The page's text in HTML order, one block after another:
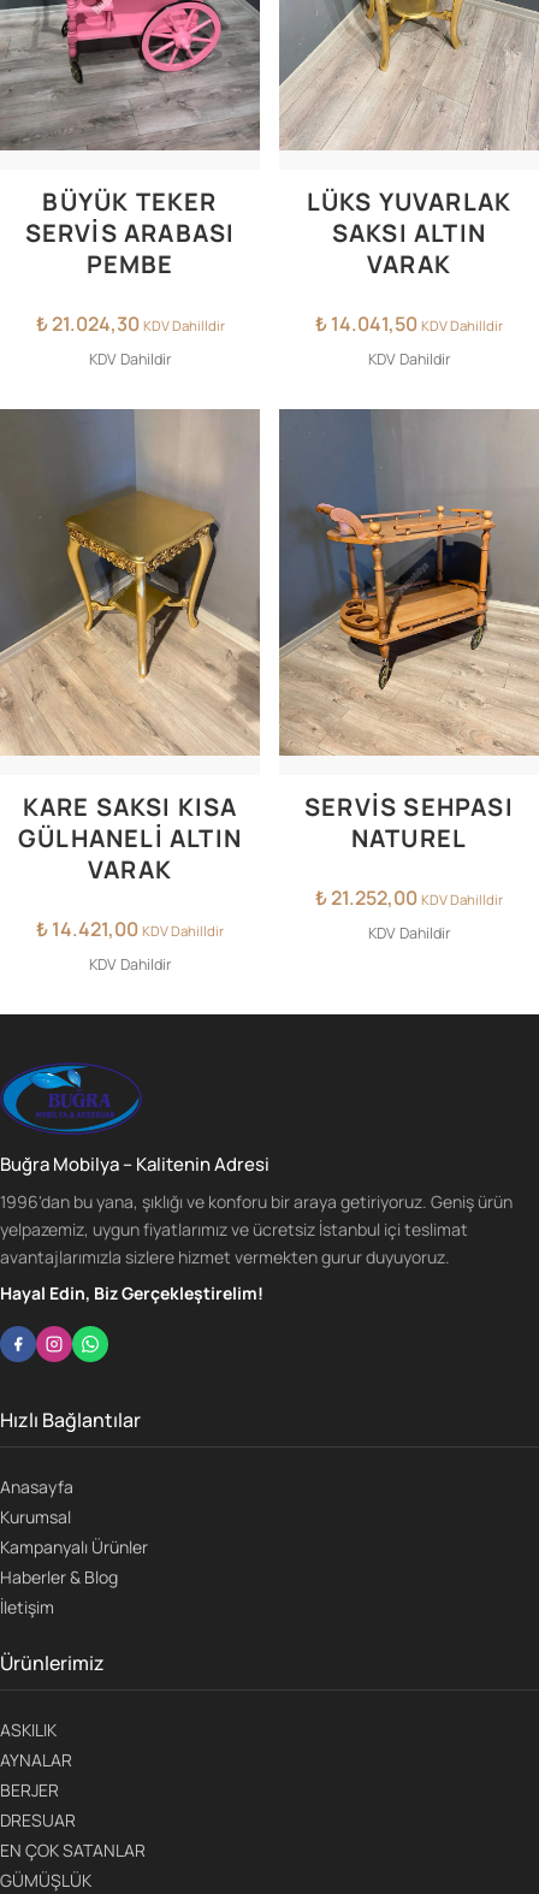
BÜYÜK TEKER
SERVİS ARABASI
PEMBE
₺21.024,30 KDV Dahilldir
KDV Dahildir
LÜKS YUVARLAK
SAKSI ALTIN
VARAK
₺14.041,50 KDV Dahilldir
KDV Dahildir
KARE SAKSI KISA
GÜLHANELI ALTIN
VARAK
₺14.421,00 KDV Dahilldir
KDV Dahildir
SERVIS SEHPASI
NATUREL
₺21.252,00 KDV Dahilldir
KDV Dahildir
Buğra Mobilya – Kalitenin Adresi
1996'dan bu yana, şıklığı ve konforu bir araya getiriyoruz. Geniş ürün
yelpazemiz, uygun fiyatlarımız ve ücretsiz İstanbul içi teslimat
avantajlarımızla sizlere hizmet vermekten gurur duyuyoruz.
Hayal Edin, Biz Gerçekleştirelim!
Hızlı Bağlantılar
Anasayfa
Kurumsal
Kampanyalı Ürünler
Haberler & Blog
İletişim
Ürünlerimiz
ASKILIK
AYNALAR
BERJER
DRESUAR
EN ÇOK SATANLAR
GÜMÜŞLÜK